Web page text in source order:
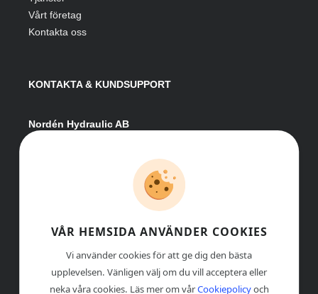
Vårt företag
Kontakta oss
KONTAKTA & KUNDSUPPORT
Nordén Hydraulic AB
info@nordenhydraulic.se
Org-nr: 556531-8424
VÅR HEMSIDA ANVÄNDER COOKIES
Vi använder cookies för att ge dig den bästa
upplevelsen. Vänligen välj om du vill acceptera eller
neka våra cookies. Läs mer om vårCookiepolicyoch